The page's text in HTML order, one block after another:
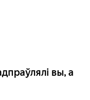
вы, а